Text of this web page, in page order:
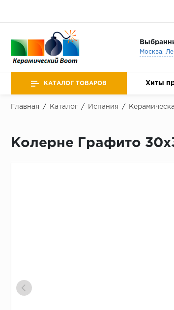
КАТАЛОГ ТОВАРОВ Хиты
Главная / Каталог / Испания /
Колерне Графито